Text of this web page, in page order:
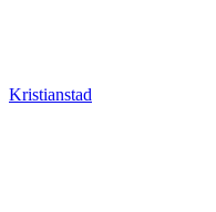
Kristianstad